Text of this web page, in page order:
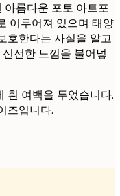
름다운 포토 아트포
이루어져 있으며 태양
호한다는 사실을 알고
선한 느낌을 불어넣
흰 여백을 두었습니다.
즈입니다.